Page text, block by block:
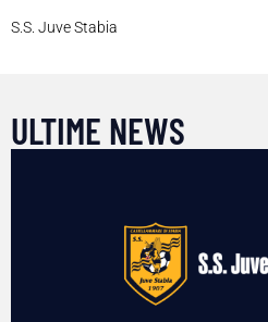
S.S. Juve Stabia
ULTIME NEWS